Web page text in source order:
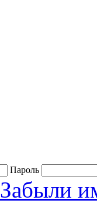
Пароль
Забыли